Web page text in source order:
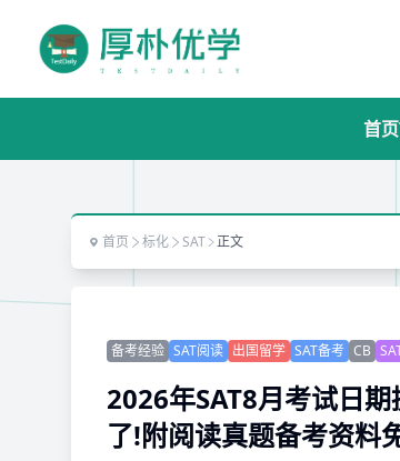
首页
首页 标化 SAT 正文
备考经验 SAT阅读 出国留学 SAT备考 CB
2026年SAT8月考试日
了!附阅读真题备考资料